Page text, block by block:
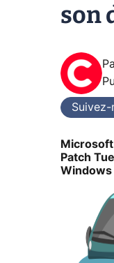
son
Suivez-
Patch
Windows